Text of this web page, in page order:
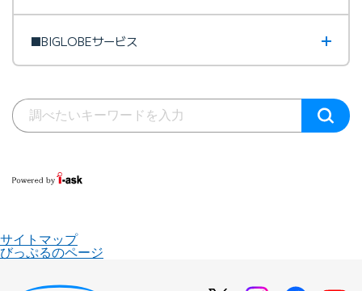
■BIGLOBEサービス
サイトマップ
びっぷるのページ